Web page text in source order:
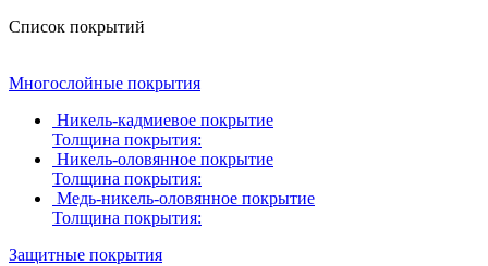
Список покрытий
Многослойные покрытия
Никель-кадмиевое покрытие
Толщина покрытия:
Никель-оловянное покрытие
Толщина покрытия:
Медь-никель-оловянное покрытие
Толщина покрытия:
Защитные покрытия